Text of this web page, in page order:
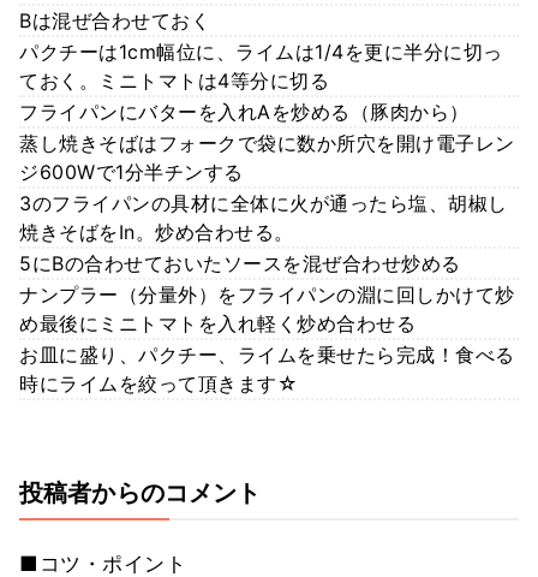
Bは混ぜ合わせておく
パクチーは1cm幅位に、ライムは1/4を更に半分に切っ
ておく。ミニトマトは4等分に切る
フライパンにバターを入れAを炒める（豚肉から）
蒸し焼きそばはフォークで袋に数か所穴を開け電子レン
ジ600Wで1分半チンする
3のフライパンの具材に全体に火が通ったら塩、胡椒し
焼きそばをIn。炒め合わせる。
5にBの合わせておいたソースを混ぜ合わせ炒める
ナンプラー（分量外）をフライパンの淵に回しかけて炒
め最後にミニトマトを入れ軽く炒め合わせる
お皿に盛り、パクチー、ライムを乗せたら完成！食べる
時にライムを絞って頂きます☆
投稿者からのコメント
■コツ・ポイント